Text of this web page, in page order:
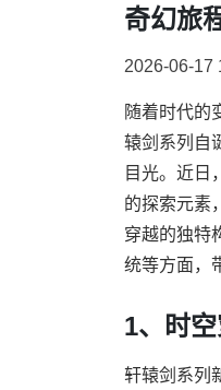
奇幻旅
2026-06-17
随着时代的
辕剑系列自
目光。近日
的探索元素
穿越的独特
统等方面，
1、时
轩辕剑系列